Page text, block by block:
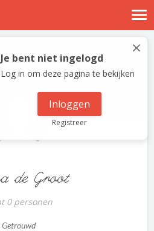
verhalen
Log in
je gratis aan
×
Je bent niet ingelogd
Log in om deze pagina te bekijken
Inloggen
Registreer
de Groot
0 personen
Getrouwd